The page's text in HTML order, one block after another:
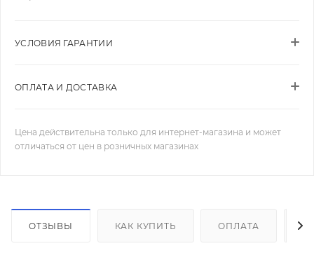
УСЛОВИЯ ГАРАНТИИ
ОПЛАТА И ДОСТАВКА
Цена действительна только для интернет-магазина и может
отличаться от цен в розничных магазинах
ОТЗЫВЫ КАК КУПИТЬ ОПЛАТА